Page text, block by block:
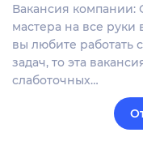
Вакансия
мастера на все руки
вы любите работать
задач, то эта
слаботочных…